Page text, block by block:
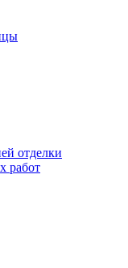
отделки
работ